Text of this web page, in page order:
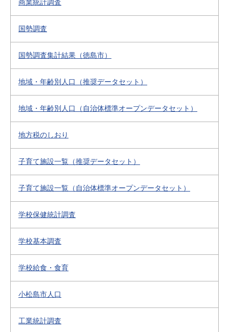
商業統計調査
国勢調査
国勢調査集計結果（徳島市）
地域・年齢別人口（推奨データセット）
地域・年齢別人口（自治体標準オープンデータセット）
地方税のしおり
子育て施設一覧（推奨データセット）
子育て施設一覧（自治体標準オープンデータセット）
学校保健統計調査
学校基本調査
学校給食・食育
小松島市人口
工業統計調査